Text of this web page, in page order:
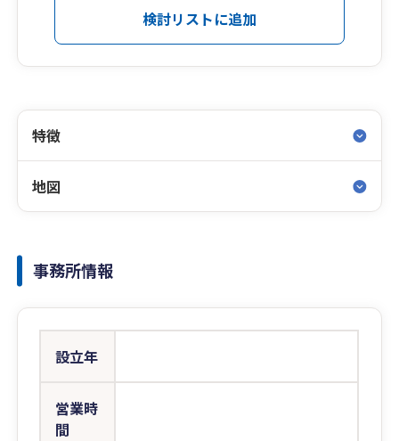
検討リストに追加
特徴
地図
事務所情報
設立年
営業時
間